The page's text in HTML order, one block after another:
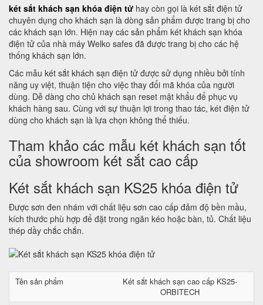
két sắt khách sạn khóa điện tử hay còn gọi là két sắt điện tử
chuyên dụng cho khách sạn là dòng sản phẩm được trang bị cho
các khách sạn lớn. Hiện nay các sản phẩm két khách sạn khóa
điện tử của nhà máy Welko safes đã được trang bị cho các hệ
thống khách sạn lớn.
Các mẫu két sắt khách sạn điện tử được sử dụng nhiều bởi tính
năng uy việt, thuận tiện cho việc thay đổi mã khóa của người
dùng. Dễ dàng cho chủ khách sạn reset mật khẩu để phục vụ
khách hàng sau. Cùng với sự thuận lợi trong thao tác, két điện tử
dùng cho khách sạn là lựa chọn không thể thiếu.
Tham khảo các mẫu két khách sạn tốt
của showroom két sắt cao cấp
Két sắt khách sạn KS25 khóa điện tử
Được sơn đen nhám với chất liệu sơn cao cấp đảm độ bền mầu,
kích thước phù hợp để đặt trong ngăn kéo hoặc bàn, tủ. Chất liệu
thép dầy chắc chắn.
Tên sản phẩm
Két sắt khách sạn cao cấp KS25-
ORBITECH